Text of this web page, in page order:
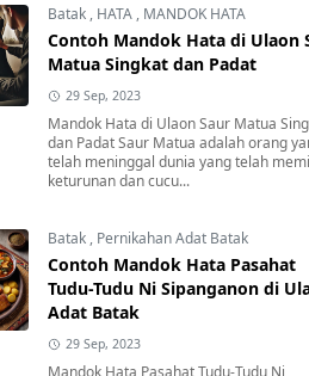
Batak , HATA , MANDOK HATA
Contoh Mandok Hata di Ulaon
Matua Singkat dan Padat
29 Sep, 2023
Mandok Hata di Ulaon Saur Matua
dan Padat Saur Matua adalah orang
telah meninggal dunia yang telah
keturunan dan cucu...
Batak , Pernikahan Adat Batak
Contoh Mandok Hata Pasahat
Tudu-Tudu Ni Sipanganon di
Adat Batak
29 Sep, 2023
Mandok Hata Pasahat Tudu-Tudu Ni